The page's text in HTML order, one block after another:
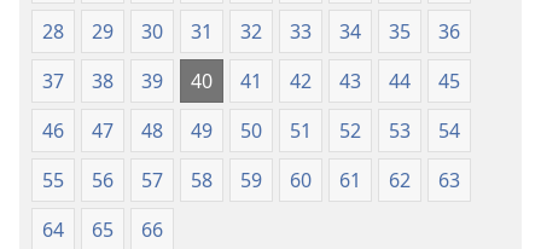
28
29 30 31 32 33 34 35
36
37
38 39 40 41 42 43 44
45
46
47 48 49 50 51 52 53
54
55
56 57 58 59 60 61 62
63
64
65 66